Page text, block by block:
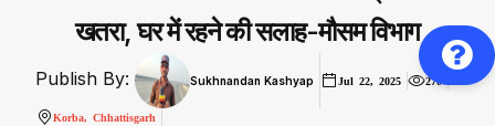
खतरा, घर में रहने की सलाह-मौसम विभाग
Publish By: Sukhnandan Kashyap Jul 22, 2025 270
Korba, Chhattisgarh